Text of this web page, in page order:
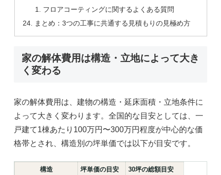
フロアコーティングに関するよくある質問
まとめ：3つの工事に共通する見積もりの見極め方
家の解体費用は構造・立地によって大き
く変わる
家の解体費用は、建物の構造・延床面積・立地条件に
よって大きく変わります。全国的な目安としては、一
戸建て1棟あたり100万円〜300万円程度が中心的な価
格帯とされ、構造別の坪単価では以下が目安です。
構造 坪単価の目安
30坪の総額目安